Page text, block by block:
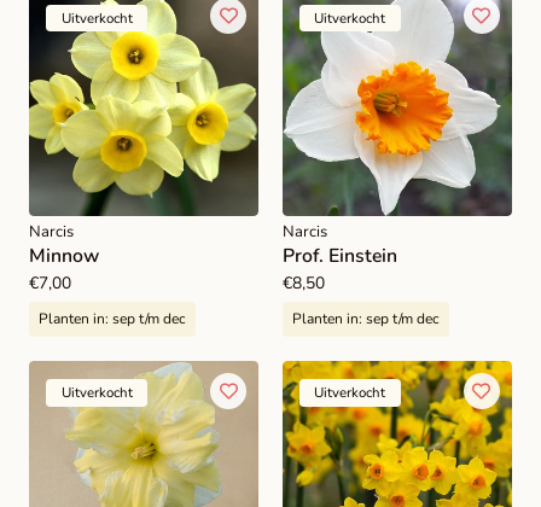
Uitverkocht
Narcis
Minnow
Normale
€7,00
Planten in: sep t/m dec
Uitverkocht
Narcis
Prof. Einstein
Normale
€8,50
Planten in: sep t/m dec
Uitverkocht Uitverkocht